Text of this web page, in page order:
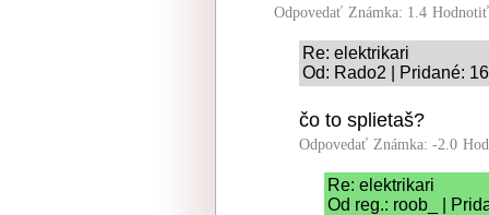
Odpovedať Známka: 1.4
Re: elektrikari
Od: Rado2 | Pridané:
čo to splietaš?
Odpovedať Známka: -2.0
Re: elektrikari
Od reg.: roob_ |